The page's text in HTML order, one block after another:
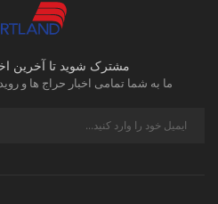
مشترک شوید تا آخرین
ما به شما تمامی اخبار حراج ها و